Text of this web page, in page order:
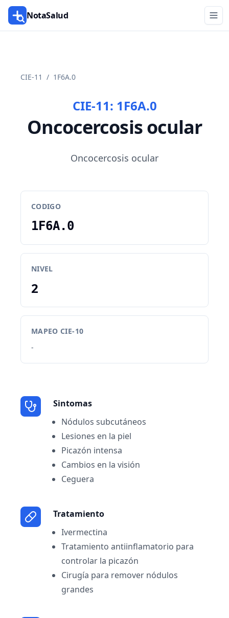
NotaSalud
CIE-11 / 1F6A.0
CIE-11: 1F6A.0
Oncocercosis ocular
Oncocercosis ocular
CODIGO
1F6A.0
NIVEL
2
MAPEO CIE-10
-
Sintomas
Nódulos subcutáneos
Lesiones en la piel
Picazón intensa
Cambios en la visión
Ceguera
Tratamiento
Ivermectina
Tratamiento antiinflamatorio para
controlar la picazón
Cirugía para remover nódulos
grandes